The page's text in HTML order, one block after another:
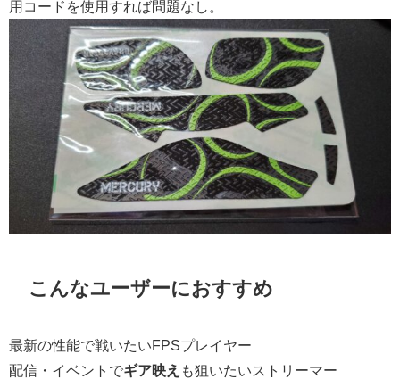
用コードを使用すれば問題なし。
こんなユーザーにおすすめ
最新の性能で戦いたいFPSプレイヤー
配信・イベントでギア映え も狙いたいストリーマー